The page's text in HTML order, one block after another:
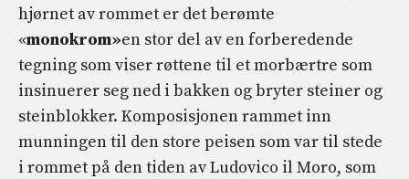
hjørnet av rommet er det berømte
«monokrom»en stor del av en forberedende
tegning som viser røttene til et morbærtre som
insinuerer seg ned i bakken og bryter steiner og
steinblokker. Komposisjonen rammet inn
munningen til den store peisen som var til stede
i rommet på den tiden av Ludovico il Moro, som